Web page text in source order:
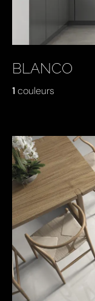
BLANCO
1 couleurs